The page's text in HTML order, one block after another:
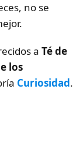
no se
a Té de
los
Curiosidad.